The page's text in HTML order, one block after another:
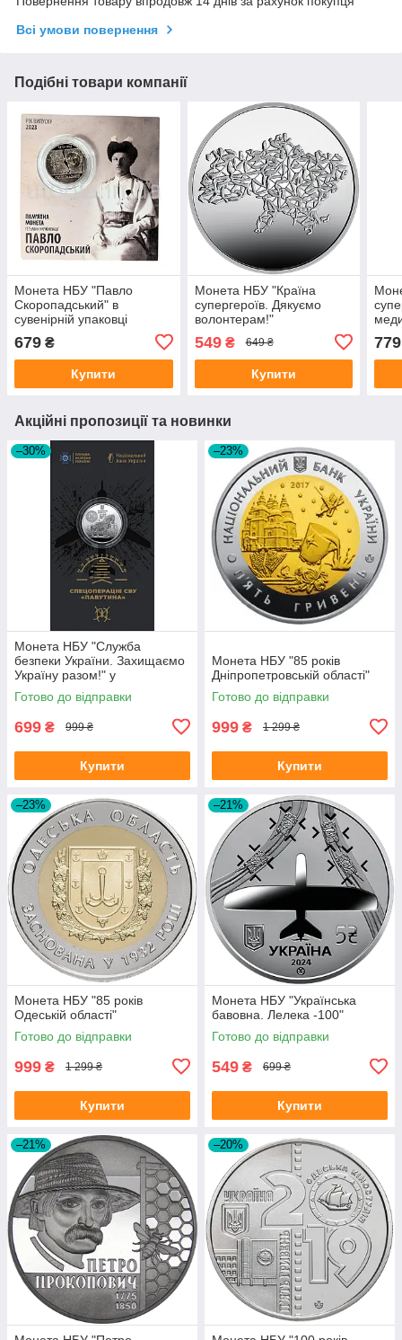
Всі умови повернення
Подібні товари компанії
Монета НБУ "Павло
Скоропадський" в
сувенірній упаковці
679 ₴
Купити
Монета НБУ "Країна
супергероїв. Дякуємо
волонтерам!"
549₴ 649 ₴
Купити
779
Акційні пропозиції та новинки
–30%
Монета НБУ "Служба
безпеки України. Захищаємо
Україну разом!" у
сувенірному пакованні
Готово до відправки
699 ₴ 999 ₴
Купити
–23%
Монета НБУ "85 років
Дніпропетровській області"
Готово до відправки
999 ₴ 1 299 ₴
Купити
–23%
Монета НБУ "85 років
Одеській області"
Готово до відправки
999 ₴ 1 299 ₴
Купити
–21%
Монета НБУ "Українська
бавовна. Лелека -100"
Готово до відправки
549 ₴ 699 ₴
Купити
–21% –20%